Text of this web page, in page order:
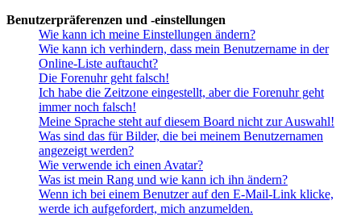
Benutzerpräferenzen und -einstellungen
Wie kann ich meine Einstellungen ändern?
Wie kann ich verhindern, dass mein Benutzername in der
Online-Liste auftaucht?
Die Forenuhr geht falsch!
Ich habe die Zeitzone eingestellt, aber die Forenuhr geht
immer noch falsch!
Meine Sprache steht auf diesem Board nicht zur Auswahl!
Was sind das für Bilder, die bei meinem Benutzernamen
angezeigt werden?
Wie verwende ich einen Avatar?
Was ist mein Rang und wie kann ich ihn ändern?
Wenn ich bei einem Benutzer auf den E-Mail-Link klicke,
werde ich aufgefordert, mich anzumelden.